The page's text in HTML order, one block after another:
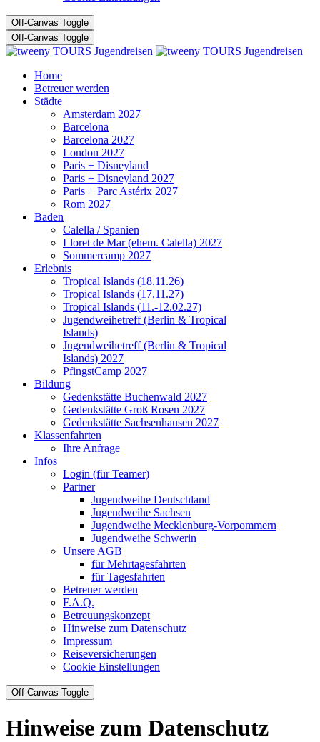
Off-Canvas Toggle
Off-Canvas Toggle
Home
Betreuer werden
Städte
Amsterdam 2027
Barcelona
Barcelona 2027
London 2027
Paris + Disneyland
Paris + Disneyland 2027
Paris + Parc Astérix 2027
Rom 2027
Baden
Calella / Spanien
Lloret de Mar (ehem. Calella) 2027
Sommercamp 2027
Erlebnis
Tropical Islands (18.11.26)
Tropical Islands (17.11.27)
Tropical Islands (11.-12.02.27)
Jugendweihetreff (Berlin & Tropical
Islands)
Jugendweihetreff (Berlin & Tropical
Islands) 2027
PfingstCamp 2027
Bildung
Gedenkstätte Buchenwald 2027
Gedenkstätte Groß Rosen 2027
Gedenkstätte Sachsenhausen 2027
Klassenfahrten
Ihre Anfrage
Infos
Login (für Teamer)
Partner
Jugendweihe Deutschland
Jugendweihe Sachsen
Jugendweihe Mecklenburg-Vorpommern
Jugendweihe Schwerin
Unsere AGB
für Mehrtagesfahrten
für Tagesfahrten
Betreuer werden
F.A.Q.
Betreuungskonzept
Hinweise zum Datenschutz
Impressum
Reiseversicherungen
Cookie Einstellungen
Off-Canvas Toggle
Hinweise zum Datenschutz